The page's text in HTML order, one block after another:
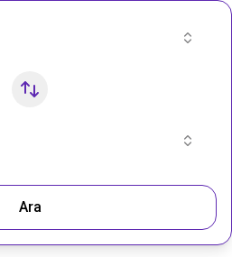
Ara